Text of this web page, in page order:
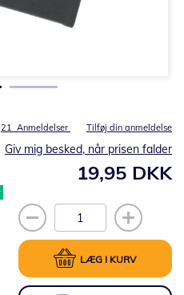
21 Anmeldelser Tilføj din anmeldelse
19,95 DKK
Giv mig besked, når prisen falder
LÆG I KURV